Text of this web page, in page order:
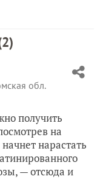
2)
обл.
получить
на
нарастать
— отсюда и